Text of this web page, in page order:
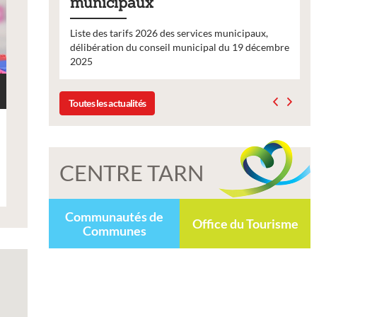
Liste des tarifs 2026 des services municipaux,
délibération du conseil municipal du 19 décembre
2025
Toutes les actualités
CENTRE TARN
Communautés de
Communes
Office du Tourisme